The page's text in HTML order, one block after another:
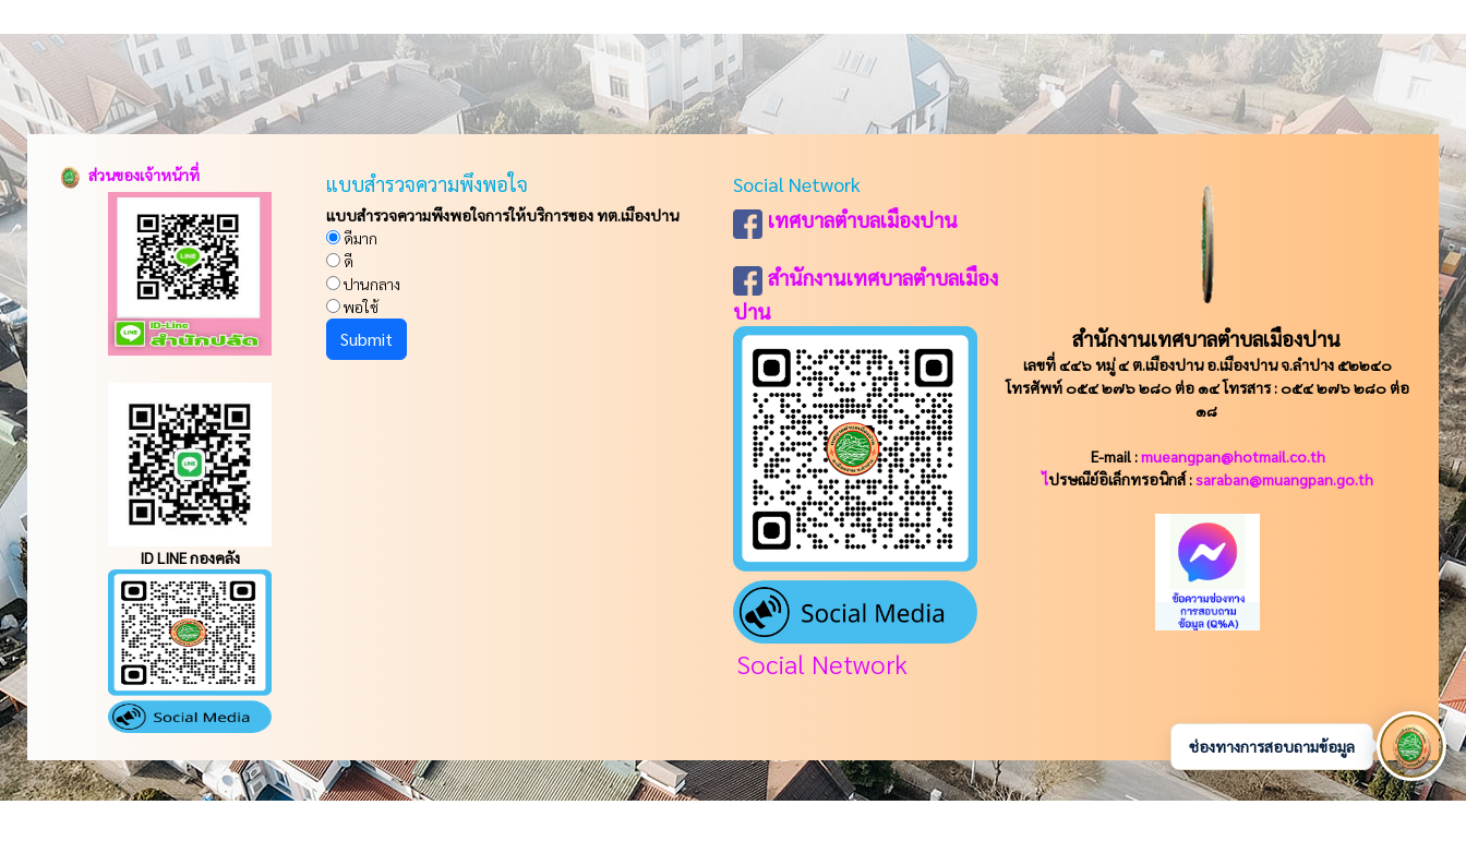
ส่วนของเจ้าหน้าที่
ID LINE กองคลัง
แบบสำรวจความพึงพอใจ
แบบสำรวจความพึงพอใจการให้บริการของ ทต.เมืองปาน
ดีมาก
ดี
ปานกลาง
พอใช้
Social Network
เทศบาลตำบลเมืองปาน
สำนักงานเทศบาลตำบลเมือง
ปาน
Social Network
สำนักงานเทศบาลตำบลเมืองปาน
เลขที่ ๔๔๖ หมู่ ๔ ต.เมืองปาน อ.เมืองปาน จ.ลำปาง ๕๒๒๔๐
โทรศัพท์ ๐๕๔ ๒๗๖ ๒๘๐ ต่อ ๑๔ โทรสาร : ๐๕๔ ๒๗๖ ๒๘๐ ต่อ
๑๘
E-mail :mueangpan@hotmail.co.th
ไปรษณีย์อิเล็กทรอนิกส์ :saraban@muangpan.go.th
ช่องทางการสอบถามข้อมูล